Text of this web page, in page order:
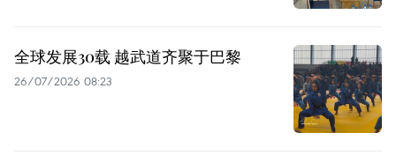
全球发展30载 越武道齐聚于巴黎
26/07/2026 08:23